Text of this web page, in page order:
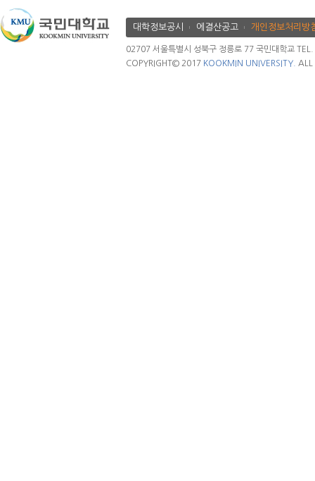
대학정보공시 에결산공고 개인정보처리방
02707 서울특별시 성북구 정릉로 77 국민대학교
COPYRIGHT© 2017 KOOKMIN UNIVERSITY. ALL